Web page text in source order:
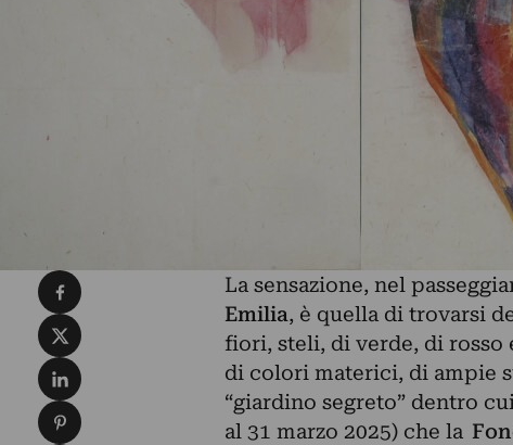
La sensazione, nel
Emilia, è quella di trovarsi
fiori, steli, di verde, di rosso
di colori materici, di ampie
“giardino segreto” dentro
al 31 marzo 2025) che la
Condividi su Facebook
Condividi su X
Condividi su LinkedIn
Condividi su Pinterest